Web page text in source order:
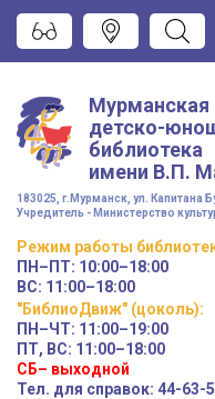
Мурманская
детско-
библиотека
имени В.П.
183025, г.Мурманск, ул. Капитана
Учредитель - Министерство
Режим работы
ПН–ПТ: 10:00–18:00
ВС: 11:00–18:00
"БиблиоДвиж" (цоколь):
ПН–ЧТ: 11:00–19:00
ПТ, ВС: 11:00–18:00
СБ– выходной
Тел. для справок: 44-63-